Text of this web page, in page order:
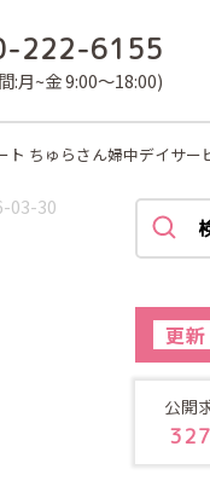
222-6155
:月~金 9:00～18:00)
ト ちゅらさん婦中デイサ
03-30
更新
公開